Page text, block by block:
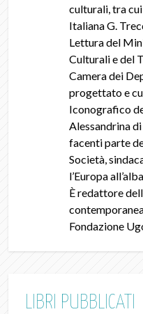
culturali, tra
Italiana G.
Lettura del
Culturali e del
Camera dei
progettato e
Iconografico
Alessandrina
facenti parte
Società,
l’Europa
È redattore
Fondazione
LIBRI PUBBLICATI